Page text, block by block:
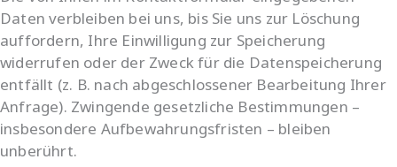
Daten verbleiben bei uns, bis Sie uns zur Löschung
auffordern, Ihre Einwilligung zur Speicherung
widerrufen oder der Zweck für die Datenspeicherung
entfällt (z. B. nach abgeschlossener Bearbeitung Ihrer
Anfrage). Zwingende gesetzliche Bestimmungen –
insbesondere Aufbewahrungsfristen – bleiben
unberührt.